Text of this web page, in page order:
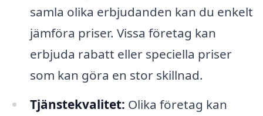
samla olika erbjudanden kan du enkelt
jämföra priser. Vissa företag kan
erbjuda rabatt eller speciella priser
som kan göra en stor skillnad.
Tjänstekvalitet: Olika företag kan